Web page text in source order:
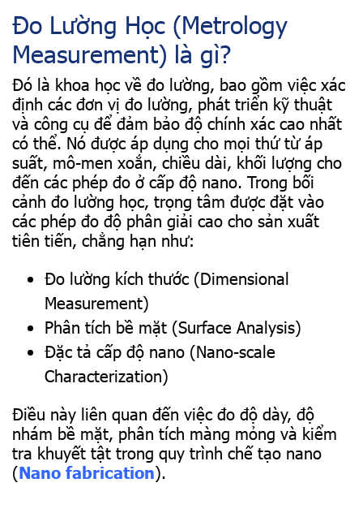
Đo Lường Học (Metrology
Measurement) là gì?
Đó là khoa học về đo lường, bao gồm việc xác
định các đơn vị đo lường, phát triển kỹ thuật
và công cụ để đảm bảo độ chính xác cao nhất
có thể. Nó được áp dụng cho mọi thứ từ áp
suất, mô-men xoắn, chiều dài, khối lượng cho
đến các phép đo ở cấp độ nano. Trong bối
cảnh đo lường học, trọng tâm được đặt vào
các phép đo độ phân giải cao cho sản xuất
tiên tiến, chẳng hạn như:
Đo lường kích thước (Dimensional
Measurement)
Phân tích bề mặt (Surface Analysis)
Đặc tả cấp độ nano (Nano-scale
Characterization)
Điều này liên quan đến việc đo độ dày, độ
nhám bề mặt, phân tích màng mỏng và kiểm
tra khuyết tật trong quy trình chế tạo nano
(Nano fabrication).